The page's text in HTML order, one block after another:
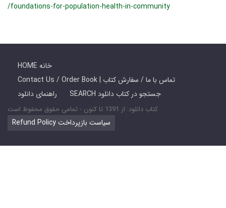
/foundations-for-population-health-in-community
HOME خانه
Contact Us / Order Book | تماس با ما / سفارش کتاب
راهنمای دانلود
SEARCH جستجو در کتاب دانلود
کتاب دانلود: از 1391 تا کنون - تمامی حقوق محفوظ است
Refund Policy سیاست بازپرداخت